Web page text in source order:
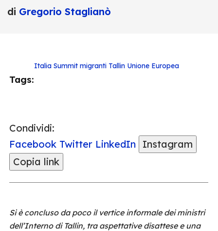
di Gregorio Staglianò
Tags:
Italia Summit migranti Tallin Unione Europea
Condividi:
Facebook Twitter LinkedIn
Instagram
Copia link
Si è concluso da poco il vertice informale dei ministri
dell’Interno di Tallin, tra aspettative disattese e una